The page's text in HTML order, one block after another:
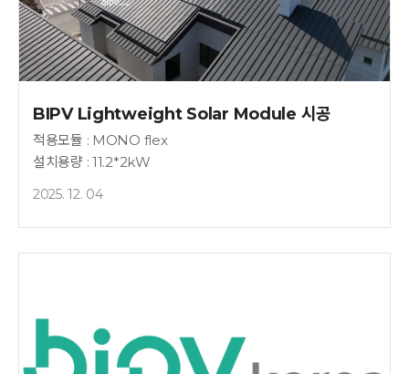
BIPV Lightweight Solar Module 시공
적용모듈 : MONO flex
설치용량 : 11.2*2kW
2025. 12. 04